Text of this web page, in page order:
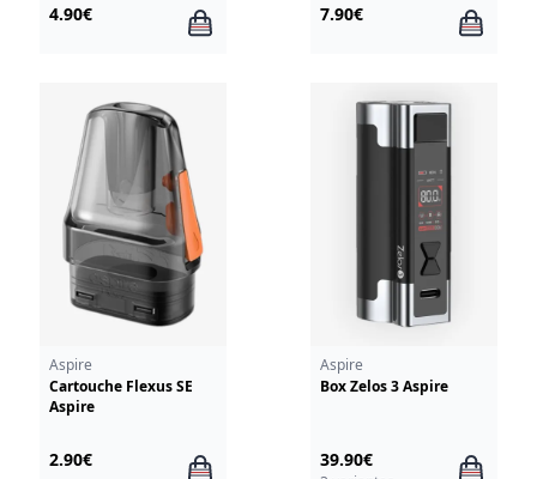
4.90€ 7.90€
Aspire
Cartouche Flexus SE
Aspire
2.90€
Aspire
Box Zelos 3 Aspire
39.90€